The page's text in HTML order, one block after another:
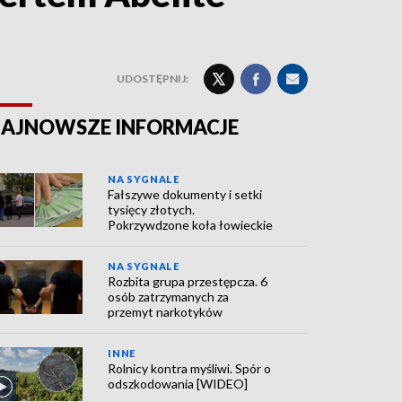
UDOSTĘPNIJ:
INFORMACJE
NA SYGNALE
Fałszywe dokumenty i setki
tysięcy złotych.
Pokrzywdzone koła łowieckie
NA SYGNALE
Rozbita grupa przestępcza. 6
osób zatrzymanych za
przemyt narkotyków
INNE
Rolnicy kontra myśliwi. Spór o
odszkodowania [WIDEO]